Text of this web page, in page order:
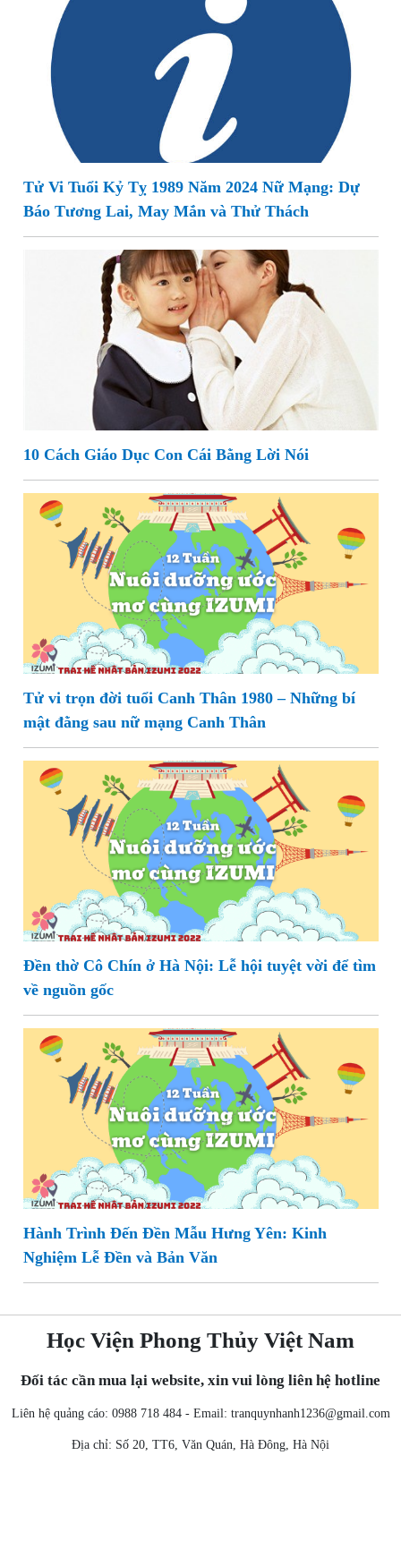
Tử Vi Tuổi Kỷ Tỵ 1989 Năm 2024 Nữ Mạng: Dự
Báo Tương Lai, May Mắn và Thử Thách
10 Cách Giáo Dục Con Cái Bằng Lời Nói
Tử vi trọn đời tuổi Canh Thân 1980 – Những bí
mật đằng sau nữ mạng Canh Thân
Đền thờ Cô Chín ở Hà Nội: Lễ hội tuyệt vời để tìm
về nguồn gốc
Hành Trình Đến Đền Mẫu Hưng Yên: Kinh
Nghiệm Lễ Đền và Bản Văn
Học Viện Phong Thủy Việt Nam
Đối tác cần mua lại website, xin vui lòng liên hệ hotline
Liên hệ quảng cáo: 0988 718 484 - Email: tranquynhanh1236@gmail.com
Địa chỉ: Số 20, TT6, Văn Quán, Hà Đông, Hà Nội